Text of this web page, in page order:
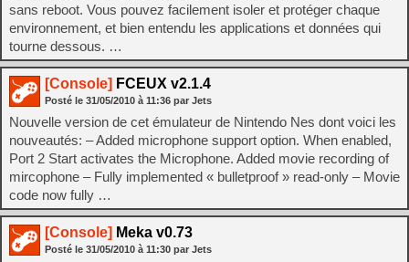
sans reboot. Vous pouvez facilement isoler et protéger chaque
environnement, et bien entendu les applications et données qui
tourne dessous. …
[Console] FCEUX v2.1.4
Posté le 31/05/2010 à 11:36 par Jets
Nouvelle version de cet émulateur de Nintendo Nes dont voici les
nouveautés: – Added microphone support option. When enabled,
Port 2 Start activates the Microphone. Added movie recording of
mircophone – Fully implemented « bulletproof » read-only – Movie
code now fully …
[Console] Meka v0.73
Posté le 31/05/2010 à 11:30 par Jets